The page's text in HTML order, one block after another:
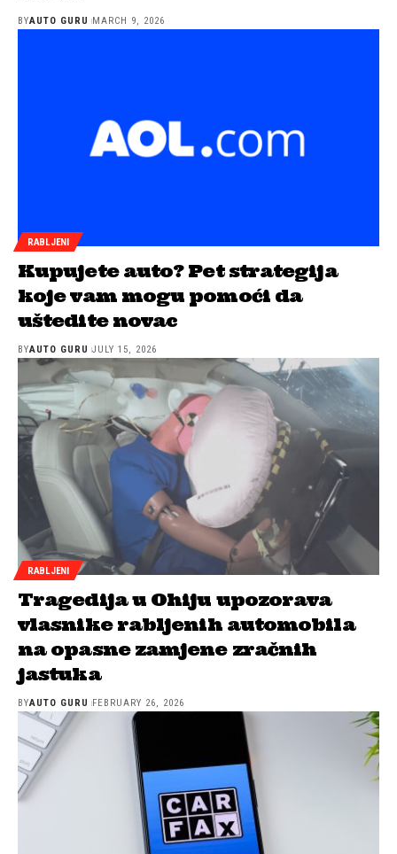
BYAUTO GURU MARCH 9, 2026
RABLJENI
Kupujete auto? Pet strategija
koje vam mogu pomoći da
uštedite novac
BYAUTO GURU JULY 15, 2026
RABLJENI
Tragedija u Ohiju upozorava
vlasnike rabljenih automobila
na opasne zamjene zračnih
jastuka
BYAUTO GURU FEBRUARY 26, 2026